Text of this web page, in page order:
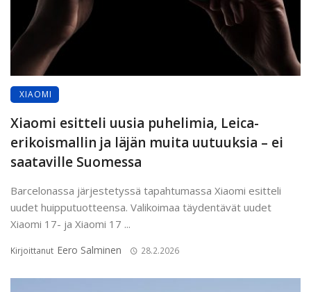
XIAOMI
Xiaomi esitteli uusia puhelimia, Leica-
erikoismallin ja läjän muita uutuuksia – ei
saataville Suomessa
Barcelonassa järjestetyssä tapahtumassa Xiaomi esitteli
uudet huipputuotteensa. Valikoimaa täydentävät uudet
Xiaomi 17- ja Xiaomi 17 ...
Kirjoittanut Eero Salminen 28.2.2026